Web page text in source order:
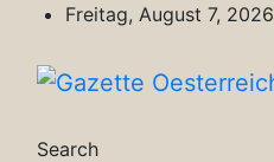
content
Freitag, August 7, 2026
Search